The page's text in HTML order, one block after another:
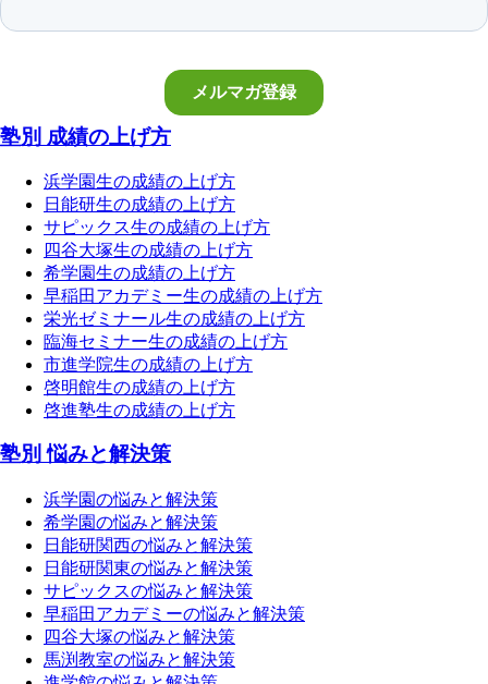
塾別 成績の上げ方
浜学園生の成績の上げ方
日能研生の成績の上げ方
サピックス生の成績の上げ方
四谷大塚生の成績の上げ方
希学園生の成績の上げ方
早稲田アカデミー生の成績の上げ方
栄光ゼミナール生の成績の上げ方
臨海セミナー生の成績の上げ方
市進学院生の成績の上げ方
啓明館生の成績の上げ方
啓進塾生の成績の上げ方
塾別 悩みと解決策
浜学園の悩みと解決策
希学園の悩みと解決策
日能研関西の悩みと解決策
日能研関東の悩みと解決策
サピックスの悩みと解決策
早稲田アカデミーの悩みと解決策
四谷大塚の悩みと解決策
馬渕教室の悩みと解決策